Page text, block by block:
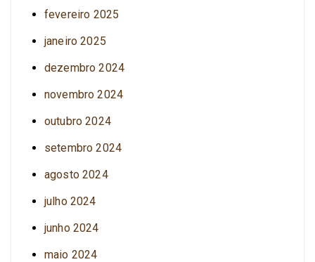
fevereiro 2025
janeiro 2025
dezembro 2024
novembro 2024
outubro 2024
setembro 2024
agosto 2024
julho 2024
junho 2024
maio 2024